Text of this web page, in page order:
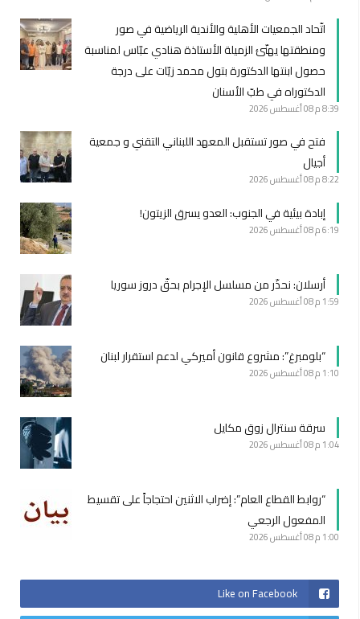
اتّحاد الجمعيات الأهلية والأندية الرياضية في صور
ومنطقتها يهنّئ الزميلة الأستاذة هنادي عبّاس لمناسبة
حصول ابنتها الدكتورة بتول محمد زيّات على درجة
الدكتوراه في طبّ الأسنان
8:39 م 08 أغسطس 2026
فتح في صور تستقبل المعهد اللبناني التقني و جمعية
أجيال
8:22 م 08 أغسطس 2026
إبادة بيئية في الجنوب: العدو يسرق الزيتون!
6:19 م 08 أغسطس 2026
أرسلان: نحذّر من مسلسل الإجرام بحقّ دروز سوريا
1:59 م 08 أغسطس 2026
“بلومبرغ”: مشروع قانون أميركي لدعم استقرار لبنان
1:10 م 08 أغسطس 2026
سرقة سنترال زوق مكايل
1:04 م 08 أغسطس 2026
“روابط القطاع العام”: إضراب الاثنين احتجاجاً على تقسيط
المفعول الرجعي
1:00 م 08 أغسطس 2026
Like on Facebook